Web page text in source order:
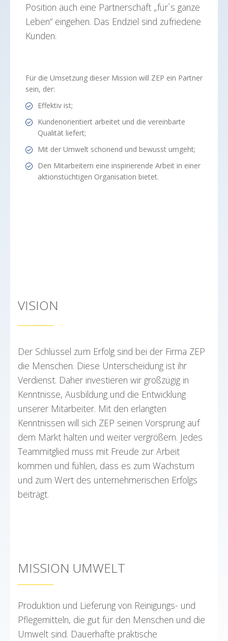
Position auch eine Partnerschaft „für`s ganze
Leben“ eingehen. Das Endziel sind zufriedene
Kunden.
Für die Umsetzung dieser Mission will ZEP ein Partner
sein, der:
Effektiv ist;
Kundenorientiert arbeitet und die vereinbarte
Qualität liefert;
Mit der Umwelt schonend und bewusst umgeht;
Den Mitarbeitern eine inspirierende Arbeit in einer
aktionstüchtigen Organisation bietet.
VISION
Der Schlüssel zum Erfolg sind bei der Firma ZEP
die Menschen. Diese Unterscheidung ist ihr
Verdienst. Daher investieren wir großzügig in
Kenntnisse, Ausbildung und die Entwicklung
unserer Mitarbeiter. Mit den erlangten
Kenntnissen will sich ZEP seinen Vorsprung auf
dem Markt halten und weiter vergrößern. Jedes
Teammitglied muss mit Freude zur Arbeit
kommen und fühlen, dass es zum Wachstum
und zum Wert des unternehmerischen Erfolgs
beiträgt.
MISSION UMWELT
Produktion und Lieferung von Reinigungs- und
Pflegemitteln, die gut für den Menschen und die
Umwelt sind. Dauerhafte praktische